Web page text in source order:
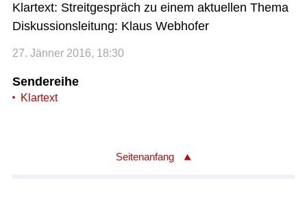
Klartext: Streitgespräch zu einem aktuellen Thema
Diskussionsleitung: Klaus Webhofer
27. Jänner 2016, 18:30
Sendereihe
Klartext
Seitenanfang